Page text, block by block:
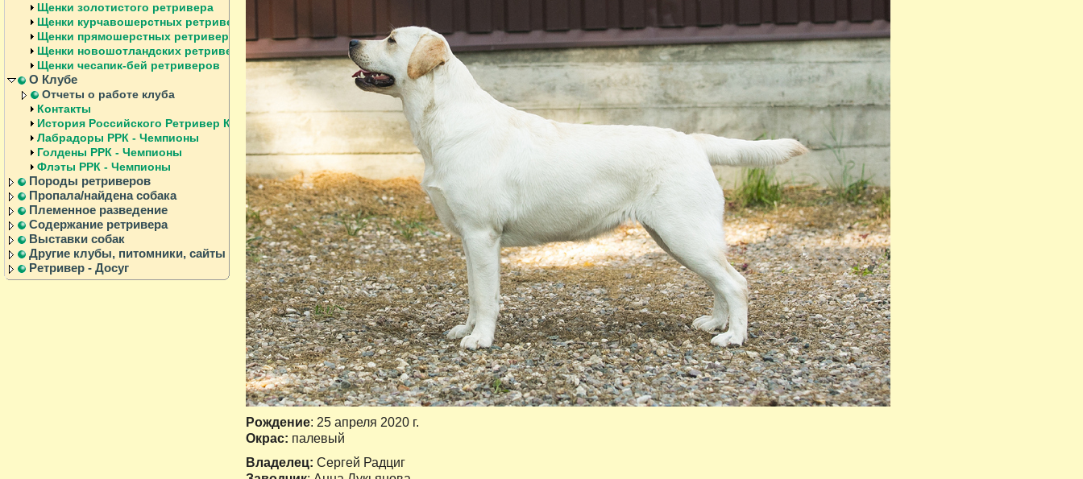
Рождение: 25 апреля 2020 г.
Окрас: палевый
Владелец: Сергей Радциг
Щенки золотистого ретривера
Щенки курчавошерстных ретриверов
Щенки прямошерстных ретриверов
Щенки новошотландских ретриверов
Щенки чесапик-бей ретриверов
О Клубе
Отчеты о работе клуба
Контакты
История Российского Ретривер Клуба
Лабрадоры РРК - Чемпионы
Голдены РРК - Чемпионы
Флэты РРК - Чемпионы
Породы ретриверов
Пропала/найдена собака
Племенное разведение
Содержание ретривера
Выставки собак
Другие клубы, питомники, сайты
Ретривер - Досуг